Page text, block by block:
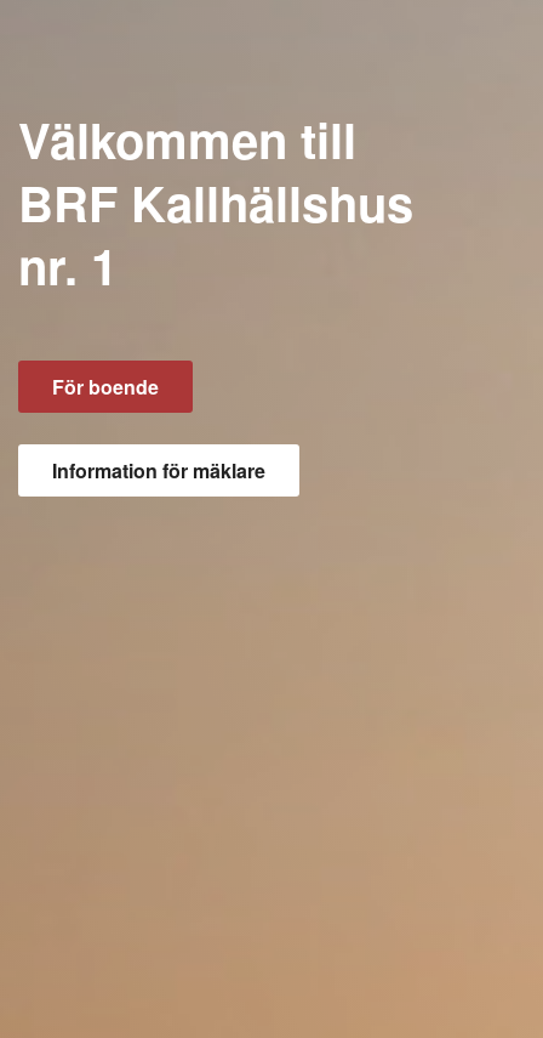
Välkommen till
BRF Kallhällshus
nr. 1
För boende
Information för mäklare